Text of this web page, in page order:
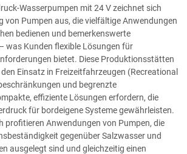
Wasserpumpen mit 24 V zeichnet sich
von Pumpen aus, die vielfältige Anwendungen
bedienen und bemerkenswerte
was Kunden flexible Lösungen für
bietet. Diese Produktionsstätten
Einsatz in Freizeitfahrzeugen (Recreational
und begrenzte
effiziente Lösungen erfordern, die
für bordeigene Systeme gewährleisten.
profitieren Anwendungen von Pumpen, die
gegenüber Salzwasser und
ausgelegt sind und gleichzeitig einen